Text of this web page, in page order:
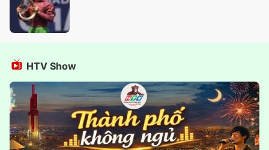
HTV Show